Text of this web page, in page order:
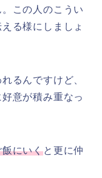
この人のこうい
る様にしましょ
るんですけど、
意が積み重なっ
にいくと更に仲